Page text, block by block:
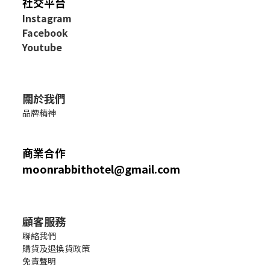
Instagram
Facebook
Youtube
關於我們
品牌精神
商業合作
moonrabbithotel@gmail.com
顧客服務
聯絡我們
購貨及退換貨政策
免責聲明